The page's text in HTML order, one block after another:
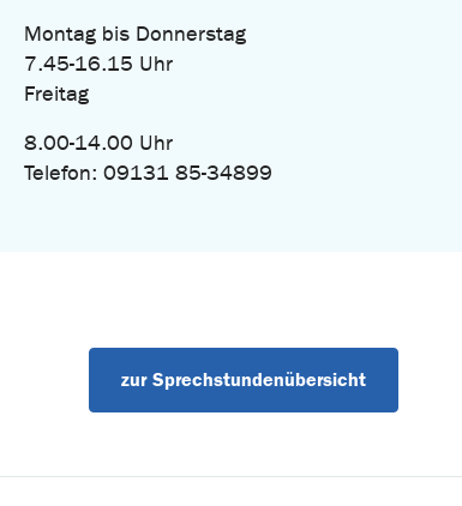
Montag bis Donnerstag
7.45-16.15 Uhr
Freitag
8.00-14.00 Uhr
Telefon: 09131 85-34899
zur Sprechstundenübersicht